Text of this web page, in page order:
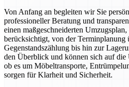
Von Anfang an begleiten wir Sie
professioneller Beratung und
einen maßgeschneiderten
berücksichtigt, von der Terminplanung
Gegenstandszählung bis hin zur
den Überblick und können sich auf die
ob es um Möbeltransporte,
sorgen für Klarheit und Sicherheit.